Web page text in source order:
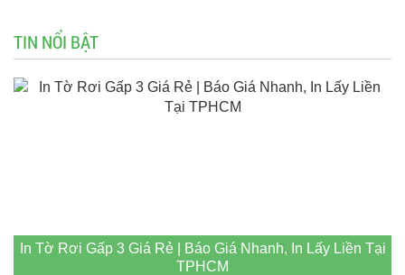
TIN NỔI BẬT
In Tờ Rơi Gấp 3 Giá Rẻ | Báo Giá Nhanh, In Lấy Liền Tại
TPHCM